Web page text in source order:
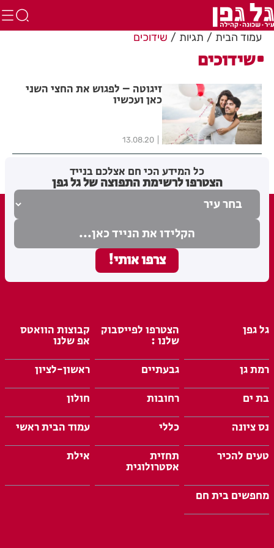
עמוד הבית תגיות שידוכים
שידוכים
זיגוטה – לפגוש את החצי השני
כאן ועכשיו
13.08.20
כל המידע הכי חם אצלכם בנייד
הצטרפו לרשימת התפוצה של גל גפן
גל גפן הצטרפו לפייסבוק
שלנו :
קבוצות הוואטס
אפ שלנו
רמת גן
גבעתיים
ראשון-לציון
בת ים
רחובות
חולון
נס ציונה
כללי
עמוד הבית ראשי
טעים להכיר
תחזית
אסטרולוגית
אילת
מחפשים בית חם